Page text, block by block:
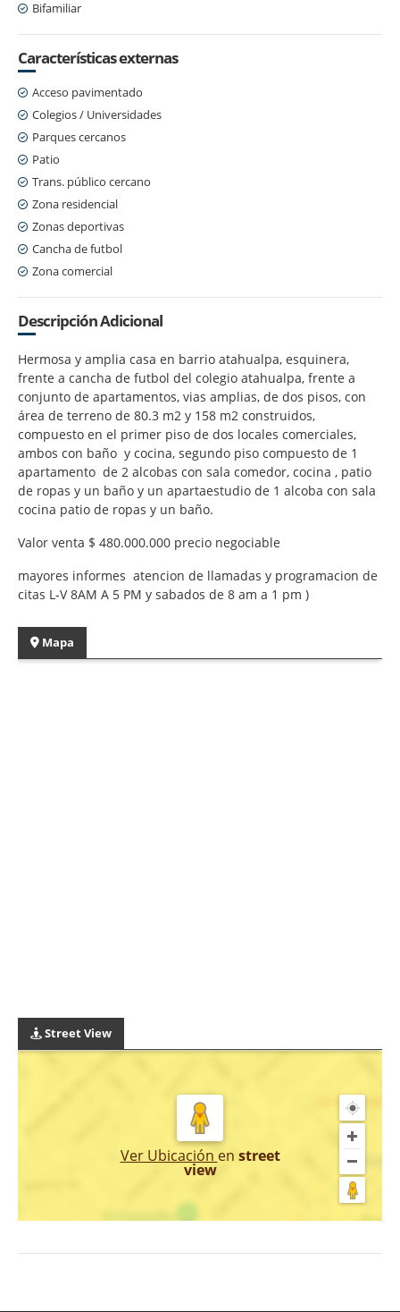
Bifamiliar
Características externas
Acceso pavimentado
Colegios / Universidades
Parques cercanos
Patio
Trans. público cercano
Zona residencial
Zonas deportivas
Cancha de futbol
Zona comercial
Descripción Adicional
Hermosa y amplia casa en barrio atahualpa, esquinera,
frente a cancha de futbol del colegio atahualpa, frente a
conjunto de apartamentos, vias amplias, de dos pisos, con
área de terreno de 80.3 m2 y 158 m2 construidos,
compuesto en el primer piso de dos locales comerciales,
ambos con baño y cocina, segundo piso compuesto de 1
apartamento de 2 alcobas con sala comedor, cocina , patio
de ropas y un baño y un apartaestudio de 1 alcoba con sala
cocina patio de ropas y un baño.
Valor venta $ 480.000.000 precio negociable
mayores informes atencion de llamadas y programacion de
citas L-V 8AM A 5 PM y sabados de 8 am a 1 pm )
Mapa
Street View
Ver Ubicación en street
view